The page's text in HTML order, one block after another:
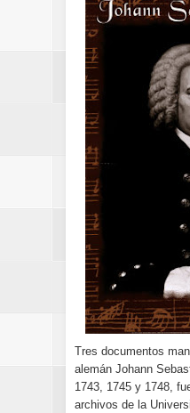
Tres documentos
alemán Johann
1743, 1745 y 1748,
archivos de la